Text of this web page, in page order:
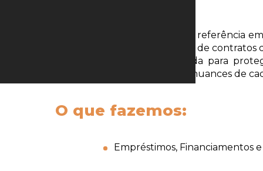
No Zucare Advogados, somos referência
Reconhecemos a importância de
Nossa abordagem é orientada para
detalhada do mercado e das nuances de
O que fazemos:
Empréstimos, Financiamentos